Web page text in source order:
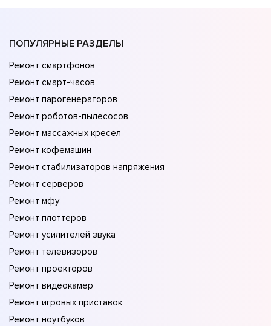
ПОПУЛЯРНЫЕ РАЗДЕЛЫ
Ремонт смартфонов
Ремонт смарт-часов
Ремонт парогенераторов
Ремонт роботов-пылесосов
Ремонт массажных кресел
Ремонт кофемашин
Ремонт стабилизаторов напряжения
Ремонт серверов
Ремонт мфу
Ремонт плоттеров
Ремонт усилителей звука
Ремонт телевизоров
Ремонт проекторов
Ремонт видеокамер
Ремонт игровых приставок
Ремонт ноутбуков